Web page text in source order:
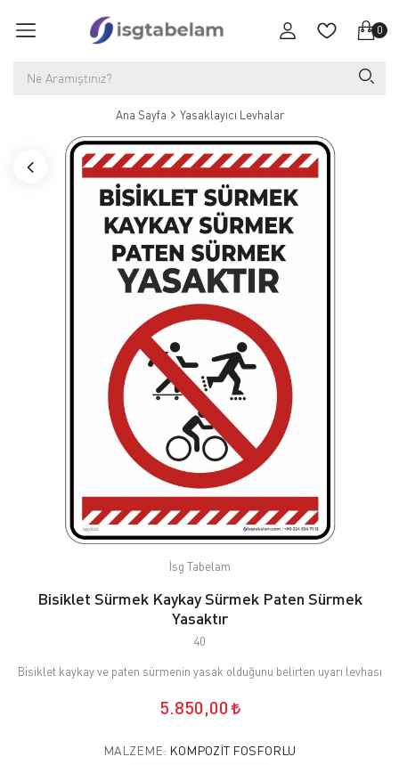
0
Ana Sayfa Yasaklayıcı Levhalar
İsg Tabelam
Bisiklet Sürmek Kaykay Sürmek Paten Sürmek
Yasaktır
40
Bisiklet kaykay ve paten sürmenin yasak olduğunu belirten uyarı levhası
5.850,00
MALZEME: KOMPOZIT FOSFORLU